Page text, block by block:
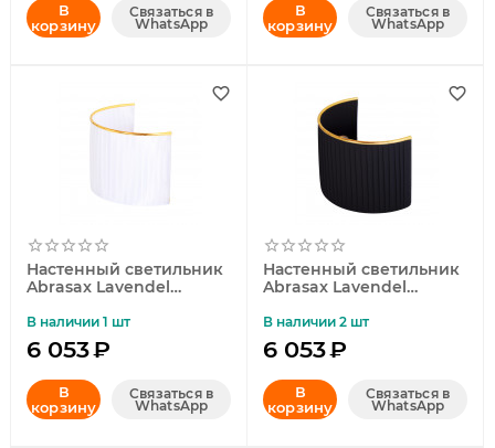
В
корзину
Связаться в
WhatsApp
В
корзину
Связаться в
WhatsApp
Настенный светильник
Abrasax Lavendel
В наличии 1 шт
6 053₽
В
корзину
Связаться в
WhatsApp
Настенный светильник
Abrasax Lavendel
В наличии 2 шт
6 053₽
В
корзину
Связаться в
WhatsApp